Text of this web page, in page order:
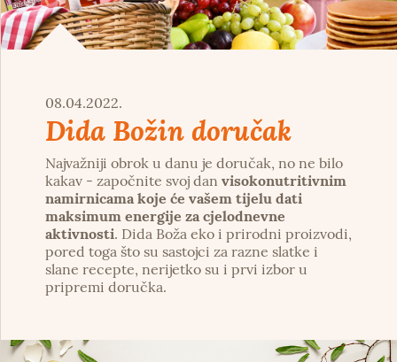
08.04.2022.
Dida Božin doručak
Najvažniji obrok u danu je doručak, no ne bilo
kakav - započnite svoj dan visokonutritivnim
namirnicama koje će vašem tijelu dati
maksimum energije za cjelodnevne
aktivnosti. Dida Boža eko i prirodni proizvodi,
pored toga što su sastojci za razne slatke i
slane recepte, nerijetko su i prvi izbor u
pripremi doručka.